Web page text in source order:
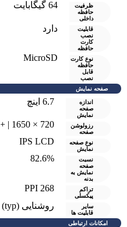
ظرفیت
حافظه
داخلی
64 گيگابايت
قابلیت
نصب
کارت
حافظه
دارد
نوع کارت
حافظه
قابل
نصب
MicroSD
صفحه نمایش
اندازه
صفحه
نمایش
6.7 اینچ
رزولوشن
صفحه
720 × 1650 | +HD
نوع صفحه
نمایش
IPS LCD
نسبت
صفحه
نمایش به
بدنه
82.6%
تراکم
پیکسلی
268 PPI
سایر
قابلیت ها
روشنایی 500nits (typ)
امکانات ارتباطی